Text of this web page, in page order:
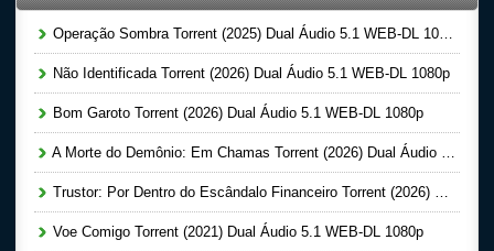
Operação Sombra Torrent (2025) Dual Áudio 5.1 WEB-DL 1080p
Não Identificada Torrent (2026) Dual Áudio 5.1 WEB-DL 1080p
Bom Garoto Torrent (2026) Dual Áudio 5.1 WEB-DL 1080p
A Morte do Demônio: Em Chamas Torrent (2026) Dual Áudio WEB-DL 720p | 1080p
Trustor: Por Dentro do Escândalo Financeiro Torrent (2026) Dual Áudio 5.1 WEB-DL 1080p
Voe Comigo Torrent (2021) Dual Áudio 5.1 WEB-DL 1080p